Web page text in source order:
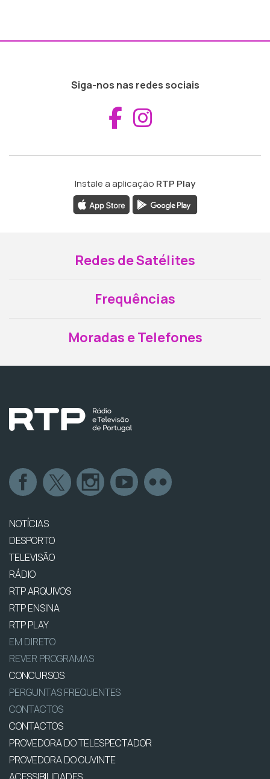
Siga-nos nas redes sociais
Aceder ao
Instale a aplicação RTP Play
Redes de Satélites
Frequências
Moradas e Telefones
NOTÍCIAS
DESPORTO
TELEVISÃO
RÁDIO
RTP ARQUIVOS
RTP ENSINA
RTP PLAY
EM DIRETO
REVER PROGRAMAS
CONCURSOS
PERGUNTAS FREQUENTES
CONTACTOS
CONTACTOS
PROVEDORA DO TELESPECTADOR
PROVEDORA DO OUVINTE